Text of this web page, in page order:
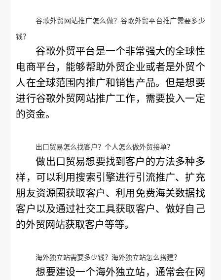
谷歌外贸网站推广怎么做？谷歌外贸平台推广需要多少
钱？
谷歌外贸平台是一个非常强大的全球性
电商平台，能够帮助外贸企业或者是外贸个
人在全球范围内推广和销售产品。但是想要
进行谷歌外贸网站推广工作，需要投入一定
的资金。
出口贸易怎么找客户？个人怎么做外贸接单？
做出口贸易想要找到客户的方法多种多
样，可以利用搜索引擎进行引流推广、扩充
朋友资源圈获取客户、利用免费海关数据找
客户以及通过社交工具获取客户、做好自己
的外贸网站获取客户等等。
海外独立站需要多少钱？海外独立站怎么搭建？
想要建设一个海外独立站，通常会在网